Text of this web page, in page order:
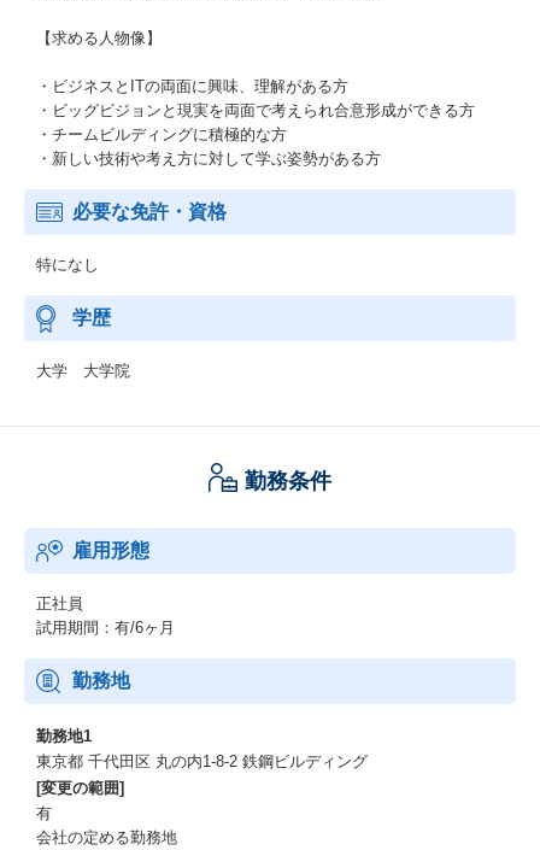
【求める人物像】
・ビジネスとITの両面に興味、理解がある方
・ビッグビジョンと現実を両面で考えられ合意形成ができる方
・チームビルディングに積極的な方
・新しい技術や考え方に対して学ぶ姿勢がある方
必要な免許・資格
特になし
学歴
大学 大学院
勤務条件
雇用形態
正社員
試用期間：有/6ヶ月
勤務地
勤務地1
東京都 千代田区 丸の内1-8-2 鉄鋼ビルディング
[変更の範囲]
有
会社の定める勤務地